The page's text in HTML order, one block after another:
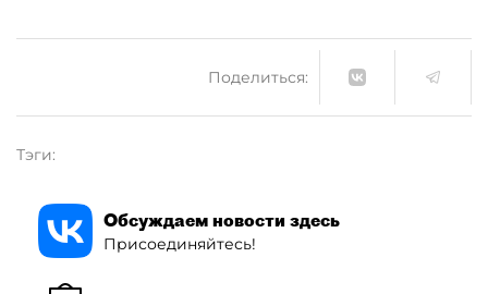
Поделиться:
Тэги:
Обсуждаем новости здесь
Присоединяйтесь!